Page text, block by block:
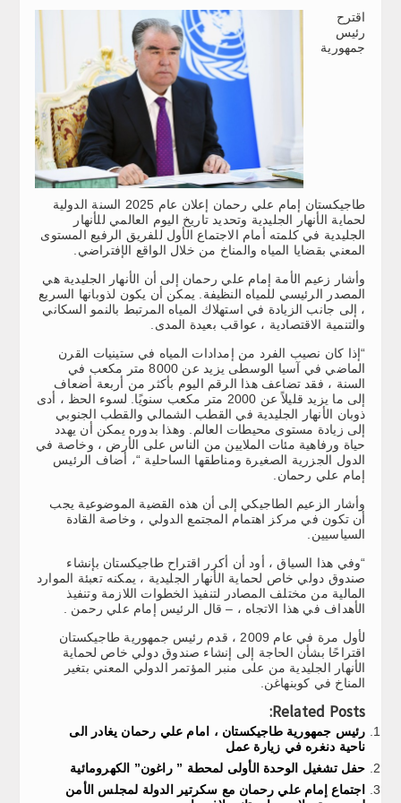
اقترح
رئيس
جمهورية
طاجيكستان إمام علي رحمان إعلان عام 2025 السنة الدولية
لحماية الأنهار الجليدية وتحديد تاريخ اليوم العالمي للأنهار
الجليدية في كلمته أمام الاجتماع الأول للفريق الرفيع المستوى
المعني بقضايا المياه والمناخ من خلال الواقع الإفتراضي.
وأشار زعيم الأمة إمام علي رحمان إلى أن الأنهار الجليدية هي
المصدر الرئيسي للمياه النظيفة. يمكن أن يكون لذوبانها السريع
، إلى جانب الزيادة في استهلاك المياه المرتبط بالنمو السكاني
والتنمية الاقتصادية ، عواقب بعيدة المدى.
“إذا كان نصيب الفرد من إمدادات المياه في ستينيات القرن
الماضي في آسيا الوسطى يزيد عن 8000 متر مكعب في
السنة ، فقد تضاعف هذا الرقم اليوم بأكثر من أربعة أضعاف
إلى ما يزيد قليلاً عن 2000 متر مكعب سنويًا. لسوء الحظ ، أدى
ذوبان الأنهار الجليدية في القطب الشمالي والقطب الجنوبي
إلى زيادة مستوى محيطات العالم. وهذا بدوره يمكن أن يهدد
حياة ورفاهية مئات الملايين من الناس على الأرض ، وخاصة في
الدول الجزرية الصغيرة ومناطقها الساحلية “، أضاف الرئيس
إمام علي رحمان.
وأشار الزعيم الطاجيكي إلى أن هذه القضية الموضوعية يجب
أن تكون في مركز اهتمام المجتمع الدولي ، وخاصة القادة
السياسيين.
“وفي هذا السياق ، أود أن أكرر اقتراح طاجيكستان بإنشاء
صندوق دولي خاص لحماية الأنهار الجليدية ، يمكنه تعبئة الموارد
المالية من مختلف المصادر لتنفيذ الخطوات اللازمة وتنفيذ
الأهداف في هذا الاتجاه ، – قال الرئيس إمام علي رحمن .
لأول مرة في عام 2009 ، قدم رئيس جمهورية طاجيكستان
اقتراحًا بشأن الحاجة إلى إنشاء صندوق دولي خاص لحماية
الأنهار الجليدية من على منبر المؤتمر الدولي المعني بتغير
المناخ في كوبنهاغن.
Related Posts:
رئيس جمهورية طاجيكستان ، امام علي رحمان يغادر الى
ناحية دنغره في زيارة عمل
حفل تشغيل الوحدة الأولى لمحطة ” راغون” الكهرومائية
اجتماع إمام علي رحمان مع سكرتير الدولة لمجلس الأمن